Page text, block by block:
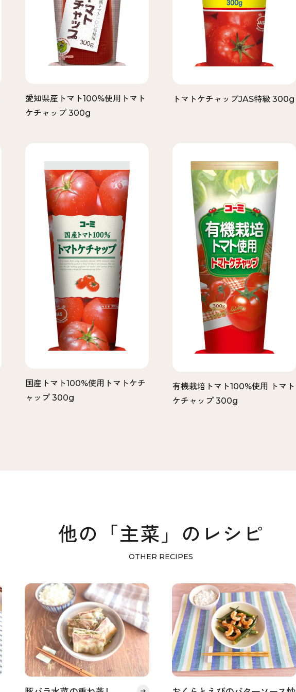
愛知県産トマト100%使用トマト
ケチャップ 300g
トマトケチャップJAS特級 300g
国産トマト100%使用トマトケチ
ャップ 300g
有機栽培トマト100%使用 トマト
ケチャップ 300g
他の「主菜」のレシピ
OTHER RECIPES